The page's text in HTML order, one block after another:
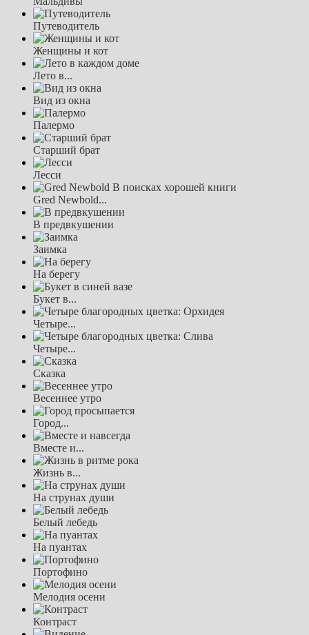
Путеводитель
Женщины и кот
Лето в...
Вид из окна
Палермо
Старший брат
Лесси
Gred Newbold...
В предвкушении
Заимка
На берегу
Букет в...
Четыре...
Четыре...
Сказка
Весеннее утро
Город...
Вместе и...
Жизнь в...
На струнах души
Белый лебедь
На пуантах
Портофино
Мелодия осени
Контраст